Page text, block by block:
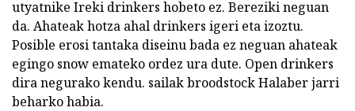
utyatnike Ireki drinkers hobeto ez. Bereziki neguan
da. Ahateak hotza ahal drinkers igeri eta izoztu.
Posible erosi tantaka diseinu bada ez neguan ahateak
egingo snow emateko ordez ura dute. Open drinkers
dira negurako kendu. sailak broodstock Halaber jarri
beharko habia.